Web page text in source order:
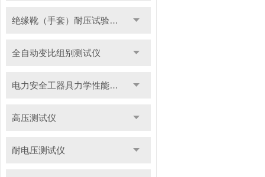
绝缘靴（手套）耐压试验装置
全自动变比组别测试仪
电力安全工器具力学性能试验机
高压测试仪
耐电压测试仪